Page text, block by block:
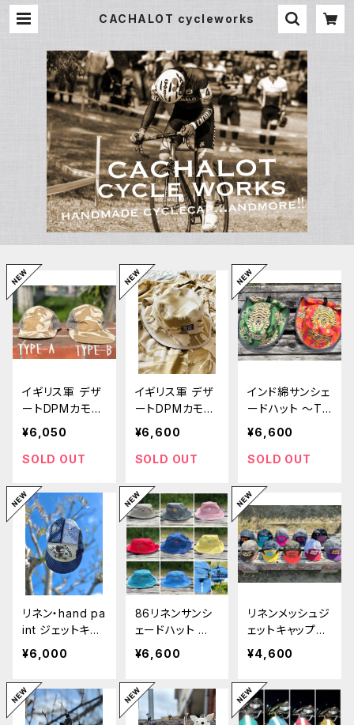
CACHALOT cycleworks
イギリス軍 デザ
ートDPMカモ
リメイクサイドメ
ッシュジェットキ
ャップ
¥6,050
SOLD OUT
イギリス軍 デザ
ートDPMカモ
リメイクサンシェ
ードハット
¥6,600
SOLD OUT
インド綿サンシェ
ードハット 〜Ti
ger〜
¥6,600
SOLD OUT
リネン・hand pa
int ジェットキャ
ップ 〜JKR・ BE
CKY〜
¥6,000
86リネンサンシ
ェードハット 〜H
APPY TRAIL
S〜
¥6,600
リネンメッシュジ
ェットキャップ〜
HAPPY TRAIL
S〜
¥4,600